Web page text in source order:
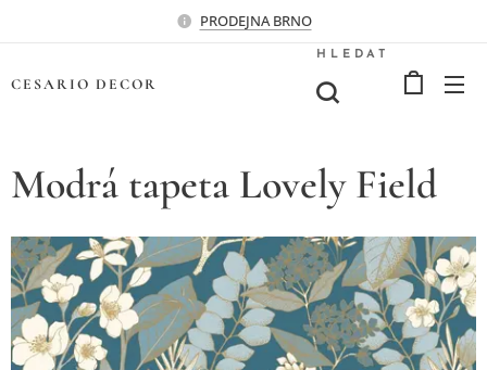
PRODEJNA BRNO
CESARIO DECOR
HLEDAT
Modrá tapeta Lovely Field